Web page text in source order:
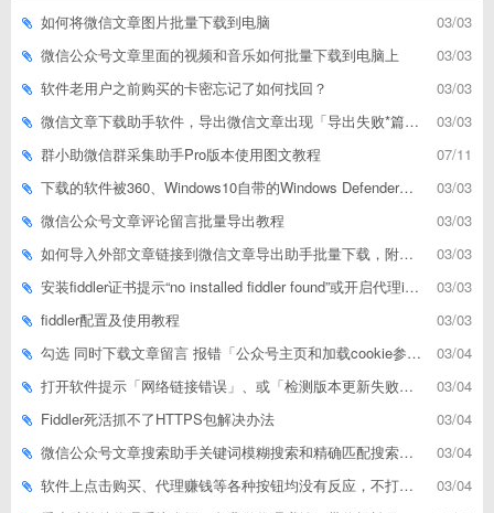
03/03
如何将微信文章图片批量下载到电脑
03/03
微信公众号文章里面的视频和音乐如何批量下载到电脑上
03/03
软件老用户之前购买的卡密忘记了如何找回？
03/03
微信文章下载助手软件，导出微信文章出现「导出失败*篇」如何解决
07/11
群小助微信群采集助手Pro版本使用图文教程
03/03
下载的软件被360、Windows10自带的Windows Defender、腾讯管家等杀毒软件误删了怎么解决
03/03
微信公众号文章评论留言批量导出教程
03/03
如何导入外部文章链接到微信文章导出助手批量下载，附上3种方式
03/03
安装fiddler证书提示“no installed fiddler found”或开启代理ip失败
03/03
fiddler配置及使用教程
03/04
勾选 同时下载文章留言 报错「公众号主页和加载cookie参数不能为空」
03/04
打开软件提示「网络链接错误」、或「检测版本更新失败」等网络问题解决方案
03/04
Fiddler死活抓不了HTTPS包解决办法
03/04
微信公众号文章搜索助手关键词模糊搜索和精确匹配搜索的区别
03/04
软件上点击购买、代理赚钱等各种按钮均没有反应，不打开相应网址怎么解决